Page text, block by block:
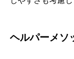
ヘルパーメソ